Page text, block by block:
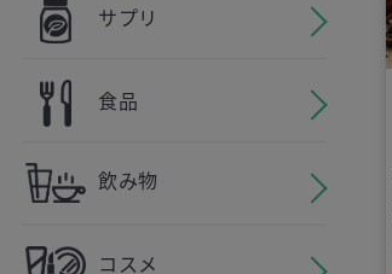
サプリ
食品
飲み物
コスメ